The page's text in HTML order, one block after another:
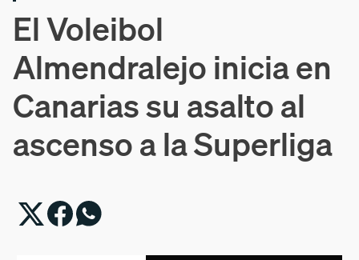
El Voleibol
Almendralejo inicia en
Canarias su asalto al
ascenso a la Superliga